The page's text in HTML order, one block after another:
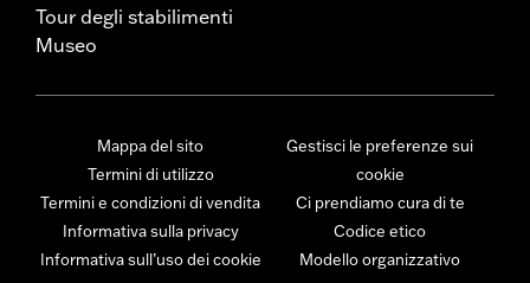
Tour degli stabilimenti
Museo
Mappa del sito
Termini di utilizzo
Termini e condizioni di vendita
Informativa sulla privacy
Informativa sull’uso dei cookie
Gestisci le preferenze sui
cookie
Ci prendiamo cura di te
Codice etico
Modello organizzativo